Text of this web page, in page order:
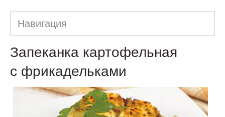
Навигация
Запеканка картофельная
с фрикадельками